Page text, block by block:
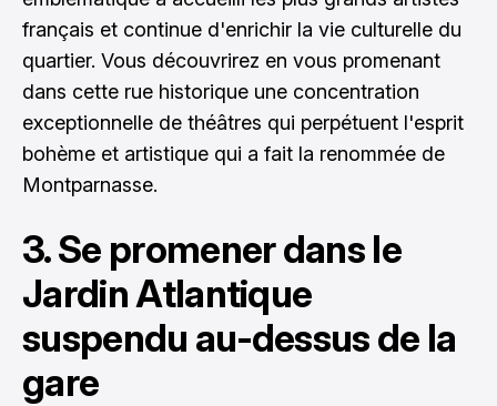
français et continue d'enrichir la vie culturelle du
quartier. Vous découvrirez en vous promenant
dans cette rue historique une concentration
exceptionnelle de théâtres qui perpétuent l'esprit
bohème et artistique qui a fait la renommée de
Montparnasse.
3. Se promener dans le
Jardin Atlantique
suspendu au-dessus de la
gare